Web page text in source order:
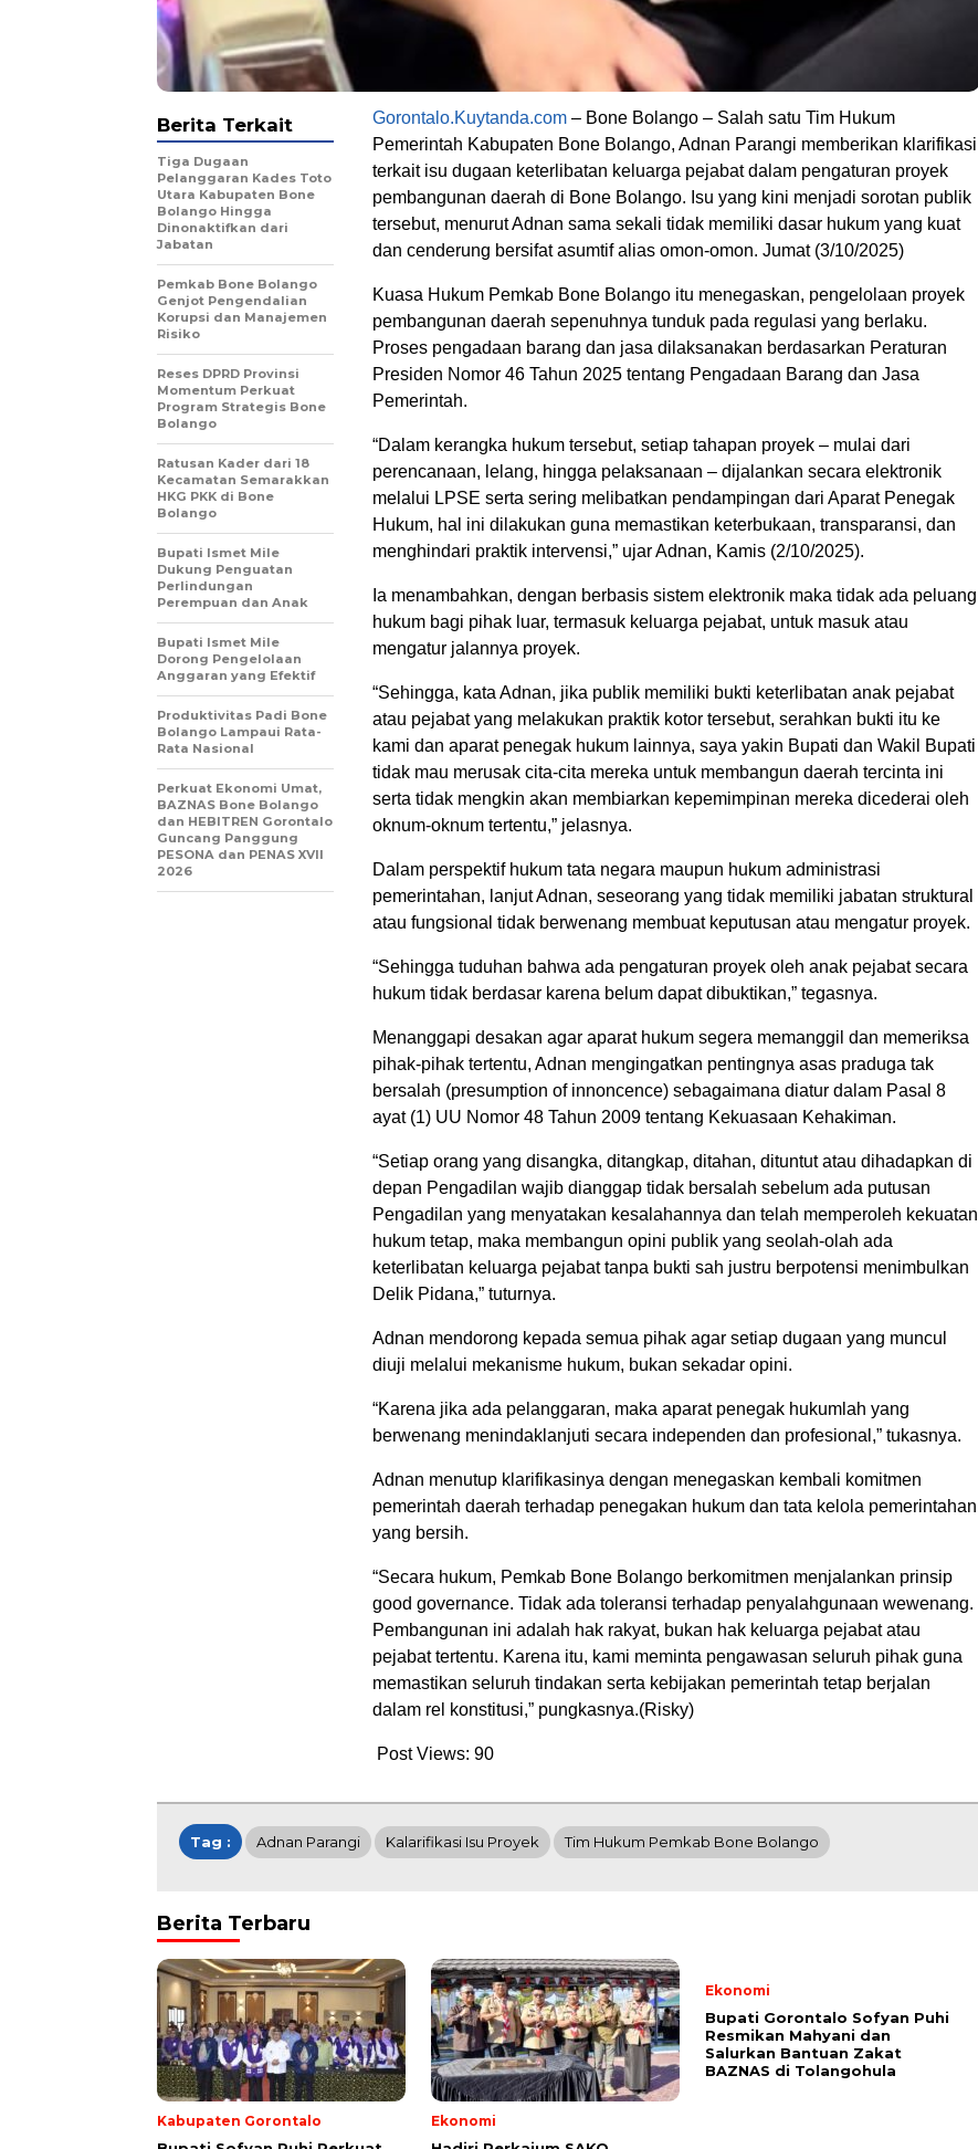
Gorontalo.Kuytanda.com – Bone Bolango – Salah satu Tim Hukum
Pemerintah Kabupaten Bone Bolango, Adnan Parangi memberikan klarifikasi
terkait isu dugaan keterlibatan keluarga pejabat dalam pengaturan proyek
pembangunan daerah di Bone Bolango. Isu yang kini menjadi sorotan publik
tersebut, menurut Adnan sama sekali tidak memiliki dasar hukum yang kuat
dan cenderung bersifat asumtif alias omon-omon. Jumat (3/10/2025)
Kuasa Hukum Pemkab Bone Bolango itu menegaskan, pengelolaan proyek
pembangunan daerah sepenuhnya tunduk pada regulasi yang berlaku.
Proses pengadaan barang dan jasa dilaksanakan berdasarkan Peraturan
Presiden Nomor 46 Tahun 2025 tentang Pengadaan Barang dan Jasa
Pemerintah.
“Dalam kerangka hukum tersebut, setiap tahapan proyek – mulai dari
perencanaan, lelang, hingga pelaksanaan – dijalankan secara elektronik
melalui LPSE serta sering melibatkan pendampingan dari Aparat Penegak
Hukum, hal ini dilakukan guna memastikan keterbukaan, transparansi, dan
menghindari praktik intervensi,” ujar Adnan, Kamis (2/10/2025).
Ia menambahkan, dengan berbasis sistem elektronik maka tidak ada peluang
hukum bagi pihak luar, termasuk keluarga pejabat, untuk masuk atau
mengatur jalannya proyek.
“Sehingga, kata Adnan, jika publik memiliki bukti keterlibatan anak pejabat
atau pejabat yang melakukan praktik kotor tersebut, serahkan bukti itu ke
kami dan aparat penegak hukum lainnya, saya yakin Bupati dan Wakil Bupati
tidak mau merusak cita-cita mereka untuk membangun daerah tercinta ini
serta tidak mengkin akan membiarkan kepemimpinan mereka dicederai oleh
oknum-oknum tertentu,” jelasnya.
Dalam perspektif hukum tata negara maupun hukum administrasi
pemerintahan, lanjut Adnan, seseorang yang tidak memiliki jabatan struktural
atau fungsional tidak berwenang membuat keputusan atau mengatur proyek.
“Sehingga tuduhan bahwa ada pengaturan proyek oleh anak pejabat secara
hukum tidak berdasar karena belum dapat dibuktikan,” tegasnya.
Menanggapi desakan agar aparat hukum segera memanggil dan memeriksa
pihak-pihak tertentu, Adnan mengingatkan pentingnya asas praduga tak
bersalah (presumption of innoncence) sebagaimana diatur dalam Pasal 8
ayat (1) UU Nomor 48 Tahun 2009 tentang Kekuasaan Kehakiman.
“Setiap orang yang disangka, ditangkap, ditahan, dituntut atau dihadapkan di
depan Pengadilan wajib dianggap tidak bersalah sebelum ada putusan
Pengadilan yang menyatakan kesalahannya dan telah memperoleh kekuatan
hukum tetap, maka membangun opini publik yang seolah-olah ada
keterlibatan keluarga pejabat tanpa bukti sah justru berpotensi menimbulkan
Delik Pidana,” tuturnya.
Adnan mendorong kepada semua pihak agar setiap dugaan yang muncul
diuji melalui mekanisme hukum, bukan sekadar opini.
“Karena jika ada pelanggaran, maka aparat penegak hukumlah yang
berwenang menindaklanjuti secara independen dan profesional,” tukasnya.
Adnan menutup klarifikasinya dengan menegaskan kembali komitmen
pemerintah daerah terhadap penegakan hukum dan tata kelola pemerintahan
yang bersih.
“Secara hukum, Pemkab Bone Bolango berkomitmen menjalankan prinsip
good governance. Tidak ada toleransi terhadap penyalahgunaan wewenang.
Pembangunan ini adalah hak rakyat, bukan hak keluarga pejabat atau
pejabat tertentu. Karena itu, kami meminta pengawasan seluruh pihak guna
memastikan seluruh tindakan serta kebijakan pemerintah tetap berjalan
dalam rel konstitusi,” pungkasnya.(Risky)
Post Views: 90
Berita Terkait
Tiga Dugaan
Pelanggaran Kades Toto
Utara Kabupaten Bone
Bolango Hingga
Dinonaktifkan dari
Jabatan
Pemkab Bone Bolango
Genjot Pengendalian
Korupsi dan Manajemen
Risiko
Reses DPRD Provinsi
Momentum Perkuat
Program Strategis Bone
Bolango
Ratusan Kader dari 18
Kecamatan Semarakkan
HKG PKK di Bone
Bolango
Bupati Ismet Mile
Dukung Penguatan
Perlindungan
Perempuan dan Anak
Bupati Ismet Mile
Dorong Pengelolaan
Anggaran yang Efektif
Produktivitas Padi Bone
Bolango Lampaui Rata-
Rata Nasional
Perkuat Ekonomi Umat,
BAZNAS Bone Bolango
dan HEBITREN Gorontalo
Guncang Panggung
PESONA dan PENAS XVII
2026
Tag : Adnan Parangi Kalarifikasi Isu Proyek Tim Hukum Pemkab Bone Bolango
Berita Terbaru
Kabupaten Gorontalo Ekonomi
Ekonomi
Bupati Gorontalo Sofyan Puhi
Resmikan Mahyani dan
Salurkan Bantuan Zakat
BAZNAS di Tolangohula